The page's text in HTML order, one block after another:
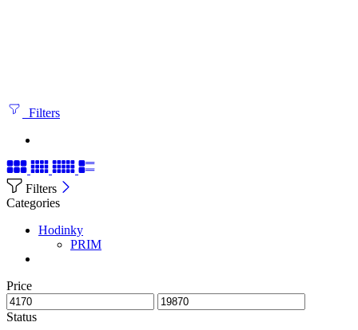
Filters
Filters
Categories
Hodinky
PRIM
Price
Status